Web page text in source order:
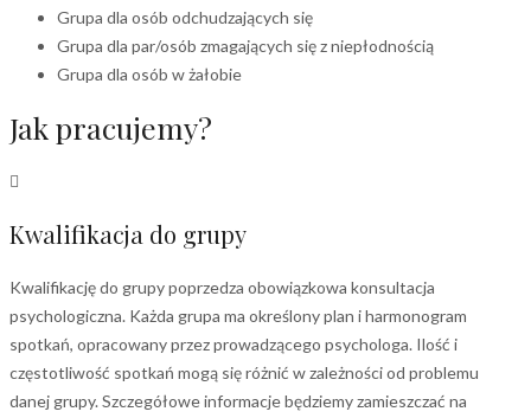
Grupa dla osób odchudzających się
Grupa dla par/osób zmagających się z niepłodnością
Grupa dla osób w żałobie
Jak pracujemy?
Kwalifikacja do grupy
Kwalifikację do grupy poprzedza obowiązkowa konsultacja
psychologiczna. Każda grupa ma określony plan i harmonogram
spotkań, opracowany przez prowadzącego psychologa. Ilość i
częstotliwość spotkań mogą się różnić w zależności od problemu
danej grupy. Szczegółowe informacje będziemy zamieszczać na